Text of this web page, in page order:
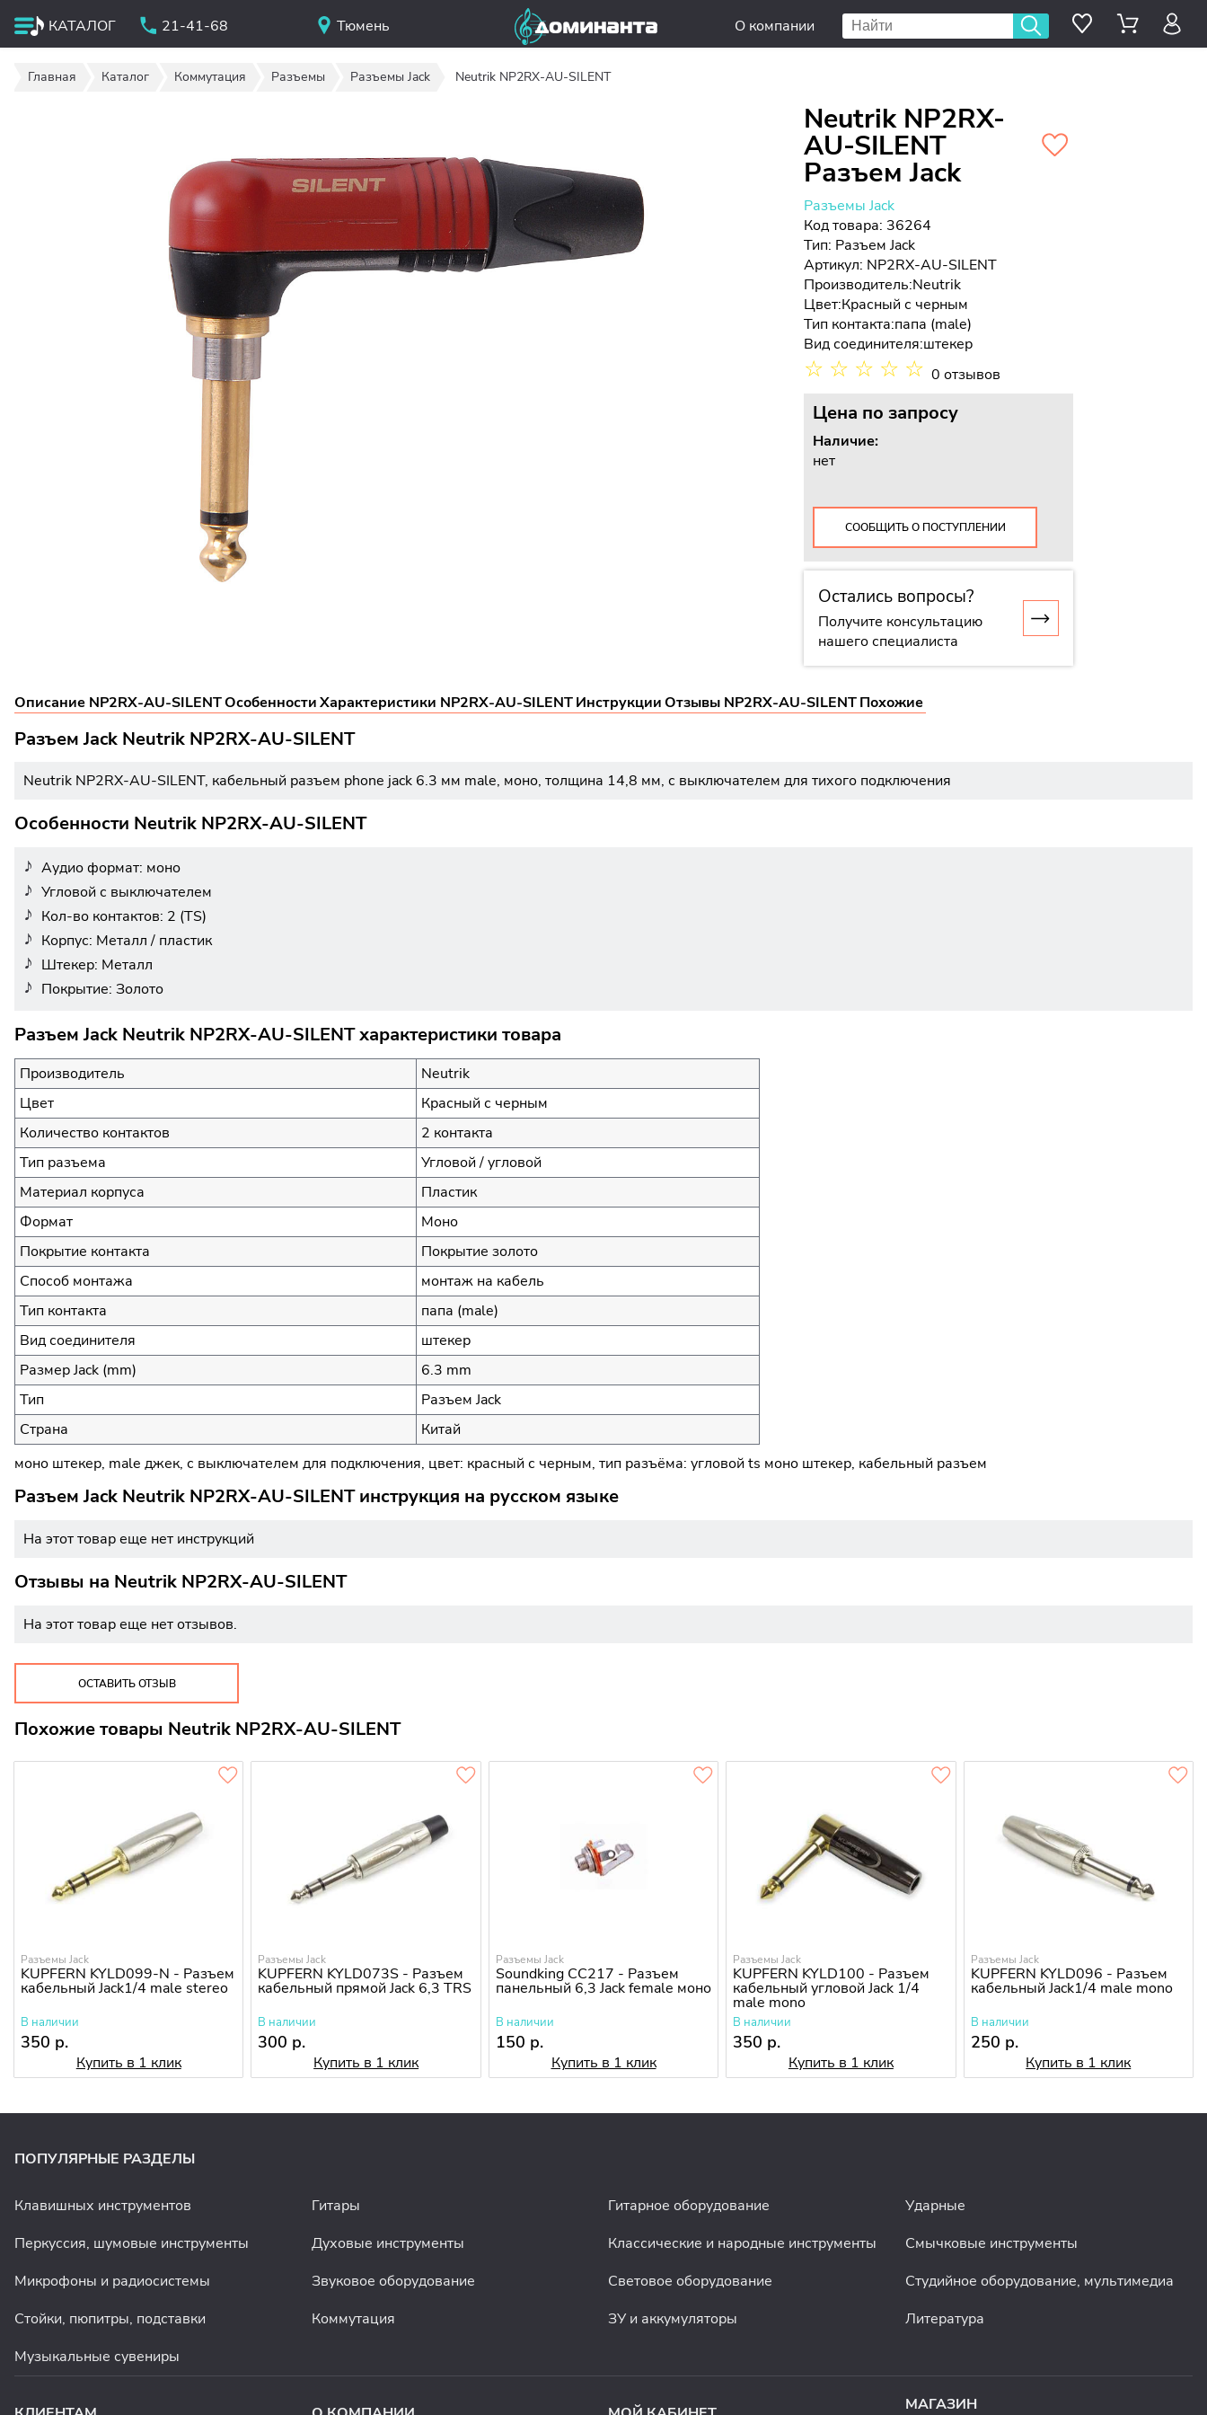
КАТАЛОГ 21-41-68 Тюмень О компании
Главная Каталог Коммутация Разъемы Разъемы Jack Neutrik NP2RX-AU-SILENT
Neutrik NP2RX-
AU-SILENT
Разъем Jack
Разъемы Jack
Код товара: 36264
Тип: Разъем Jack
Артикул: NP2RX-AU-SILENT
Производитель:Neutrik
Цвет:Красный с черным
Тип контакта:папа (male)
Вид соединителя:штекер
☆ ☆ ☆ ☆ ☆ 0 отзывов
Цена по запросу
Наличие:
нет
СООБЩИТЬ О ПОСТУПЛЕНИИ
Остались вопросы?
Получите консультацию
нашего специалиста
Описание NP2RX-AU-SILENTОсобенностиХарактеристики NP2RX-AU-SILENTИнструкцииОтзывы NP2RX-AU-SILENTПохожие
Разъем Jack Neutrik NP2RX-AU-SILENT
Neutrik NP2RX-AU-SILENT, кабельный разъем phone jack 6.3 мм male, моно, толщина 14,8 мм, с выключателем для тихого подключения
Особенности Neutrik NP2RX-AU-SILENT
Аудио формат: моно
Угловой с выключателем
Кол-во контактов: 2 (TS)
Корпус: Металл / пластик
Штекер: Металл
Покрытие: Золото
Разъем Jack Neutrik NP2RX-AU-SILENT характеристики товара
Производитель
Neutrik
Цвет
Красный с черным
Количество контактов
2 контакта
Тип разъема
Угловой / угловой
Материал корпуса
Пластик
Формат
Моно
Покрытие контакта
Покрытие золото
Способ монтажа
монтаж на кабель
Тип контакта
папа (male)
Вид соединителя
штекер
Размер Jack (mm)
6.3 mm
Тип
Разъем Jack
Страна
Китай
моно штекер, male джек, с выключателем для подключения, цвет: красный с черным, тип разъёма: угловой ts моно штекер, кабельный разъем
Разъем Jack Neutrik NP2RX-AU-SILENT инструкция на русском языке
На этот товар еще нет инструкций
Отзывы на Neutrik NP2RX-AU-SILENT
На этот товар еще нет отзывов.
ОСТАВИТЬ ОТЗЫВ
Похожие товары Neutrik NP2RX-AU-SILENT
Разъемы Jack
KUPFERN KYLD099-N - Разъем
кабельный Jack1/4 male stereo
В наличии
350 р.
Купить в 1 клик
Разъемы Jack
KUPFERN KYLD073S - Разъем
кабельный прямой Jack 6,3 TRS
В наличии
300 р.
Купить в 1 клик
Разъемы Jack
Soundking CC217 - Разъем
панельный 6,3 Jack female моно
В наличии
150 р.
Купить в 1 клик
Разъемы Jack
KUPFERN KYLD100 - Разъем
кабельный угловой Jack 1/4
male mono
В наличии
350 р.
Купить в 1 клик
Разъемы Jack
KUPFERN KYLD096 - Разъем
кабельный Jack1/4 male mono
В наличии
250 р.
Купить в 1 клик
ПОПУЛЯРНЫЕ РАЗДЕЛЫ
Клавишных инструментов Гитары Гитарное оборудование
Ударные
Перкуссия, шумовые инструменты
Духовые инструменты Классические и народные инструменты
Смычковые инструменты
Микрофоны и радиосистемы
Звуковое оборудование Световое оборудование
Студийное оборудование, мультимедиа
Стойки, пюпитры, подставки
Коммутация ЗУ и аккумуляторы
Литература
Музыкальные сувениры
МАГАЗИН